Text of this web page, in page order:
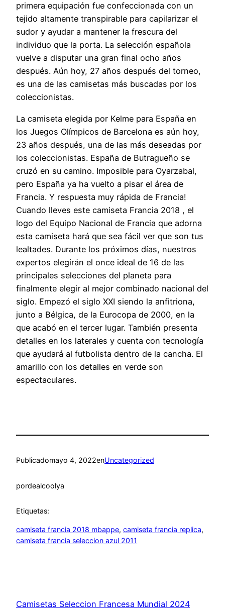
primera equipación fue confeccionada con un
tejido altamente transpirable para capilarizar el
sudor y ayudar a mantener la frescura del
individuo que la porta. La selección española
vuelve a disputar una gran final ocho años
después. Aún hoy, 27 años después del torneo,
es una de las camisetas más buscadas por los
coleccionistas.
La camiseta elegida por Kelme para España en
los Juegos Olímpicos de Barcelona es aún hoy,
23 años después, una de las más deseadas por
los coleccionistas. España de Butragueño se
cruzó en su camino. Imposible para Oyarzabal,
pero España ya ha vuelto a pisar el área de
Francia. Y respuesta muy rápida de Francia!
Cuando lleves este camiseta Francia 2018 , el
logo del Equipo Nacional de Francia que adorna
esta camiseta hará que sea fácil ver que son tus
lealtades. Durante los próximos días, nuestros
expertos elegirán el once ideal de 16 de las
principales selecciones del planeta para
finalmente elegir al mejor combinado nacional del
siglo. Empezó el siglo XXI siendo la anfitriona,
junto a Bélgica, de la Eurocopa de 2000, en la
que acabó en el tercer lugar. También presenta
detalles en los laterales y cuenta con tecnología
que ayudará al futbolista dentro de la cancha. El
amarillo con los detalles en verde son
espectaculares.
Publicadomayo 4, 2022enUncategorized
pordealcoolya
Etiquetas:
camiseta francia 2018 mbappe, camiseta francia replica
camiseta francia seleccion azul 2011
Camisetas Seleccion Francesa Mundial 2024